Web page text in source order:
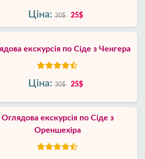
Ціна: 30$ 25$
екскурсія по Сіде з Ченгера
Ціна: 30$ 25$
Оглядова екскурсія по Сіде з
Ореншехіра